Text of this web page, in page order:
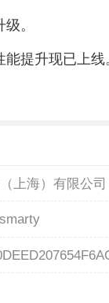
。
能提升现已上
上海）有限公司